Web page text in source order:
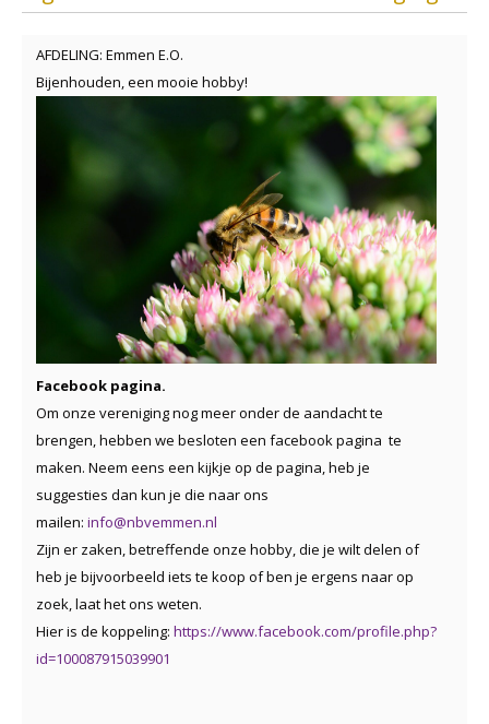
AFDELING: Emmen E.O.
Bijenhouden, een mooie hobby!
Facebook pagina.
Om onze vereniging nog meer onder de aandacht te
brengen, hebben we besloten een facebook pagina te
maken. Neem eens een kijkje op de pagina, heb je
suggesties dan kun je die naar ons
mailen: info@nbvemmen.nl
Zijn er zaken, betreffende onze hobby, die je wilt delen of
heb je bijvoorbeeld iets te koop of ben je ergens naar op
zoek, laat het ons weten.
Hier is de koppeling: https://www.facebook.com/profile.php?
id=100087915039901